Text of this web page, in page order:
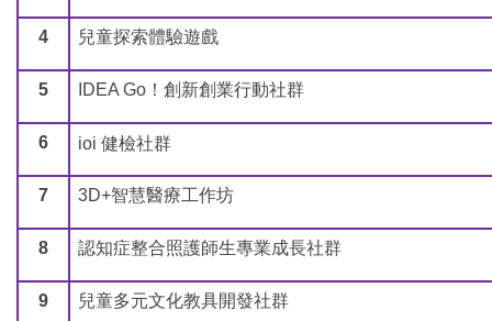
4 兒童探索體驗遊戲
5 IDEA Go ！創新創業行動社群
6 ioi 健檢社群
7 3D+智慧醫療工作坊
8 認知症整合照護師生專業成長社群
9 兒童多元文化教具開發社群